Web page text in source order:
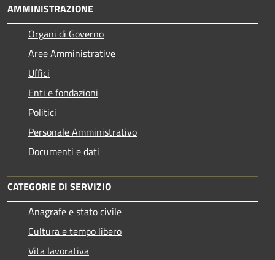
AMMINISTRAZIONE
Organi di Governo
Aree Amministrative
Uffici
Enti e fondazioni
Politici
Personale Amministrativo
Documenti e dati
CATEGORIE DI SERVIZIO
Anagrafe e stato civile
Cultura e tempo libero
Vita lavorativa